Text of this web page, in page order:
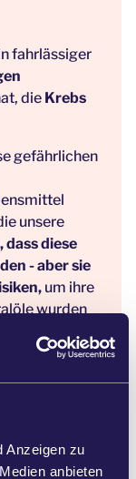
Anzeigen zu
anbieten
fahrlässiger
die Krebs
gefährlichen
unsere
dass diese
- aber sie
um ihre
wurden
Reis-, Nudel-